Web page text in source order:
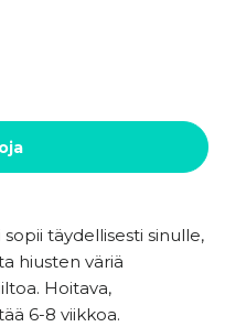
täydellisesti sinulle,
hiusten väriä
Hoitava,
6-8 viikkoa.